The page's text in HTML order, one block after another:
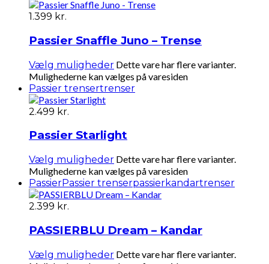
1.399 kr.
Passier Snaffle Juno – Trense
Vælg muligheder Dette vare har flere varianter.
Mulighederne kan vælges på varesiden
Passier trensertrenser
2.499 kr.
Passier Starlight
Vælg muligheder Dette vare har flere varianter.
Mulighederne kan vælges på varesiden
PassierPassier trenserpassierkandartrenser
2.399 kr.
PASSIERBLU Dream – Kandar
Vælg muligheder Dette vare har flere varianter.